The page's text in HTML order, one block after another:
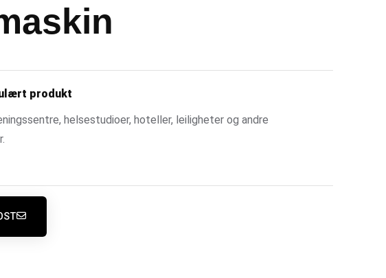
produkt
helsestudioer, hoteller, leiligheter og andre